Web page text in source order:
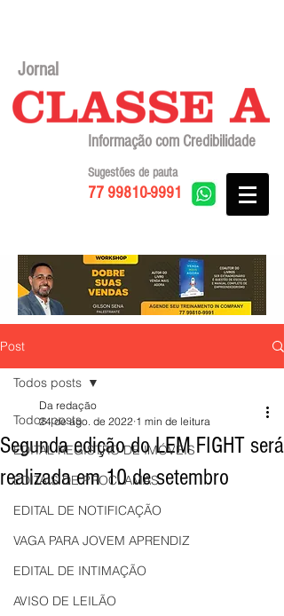
Jornal
Informação com Credibilidade
77 99810-9991
Sugestões de pauta
Post
Todos posts
EDITAL REGISTRO DE IMÓVEIS
EDITAIS DE PROCLAMAS
EDITAL DE NOTIFICAÇÃO
VAGA PARA JOVEM APRENDIZ
EDITAL DE INTIMAÇÃO
AVISO DE LEILÃO
Todos posts
Segunda edição do LEM FIGHT será
realizada em 10 de setembro
Da redação
24 de ago. de 2022 1 min de leitura